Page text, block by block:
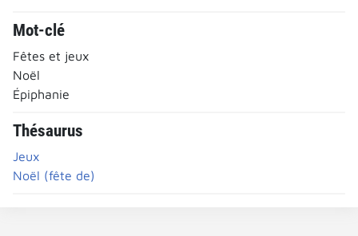
Mot-clé
Fêtes et jeux
Noël
Épiphanie
Thésaurus
Jeux
Noël (fête de)